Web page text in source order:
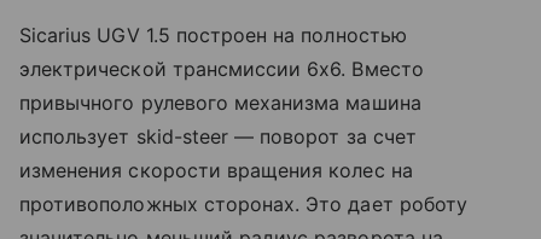
Sicarius UGV 1.5 построен на полностью
электрической трансмиссии 6x6. Вместо
привычного рулевого механизма машина
использует skid-steer — поворот за счет
изменения скорости вращения колес на
противоположных сторонах. Это дает роботу